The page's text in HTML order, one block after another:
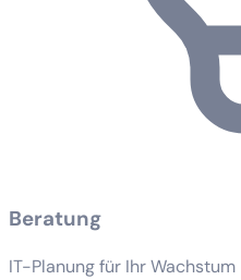
Beratung
IT-Planung für Ihr Wachstum